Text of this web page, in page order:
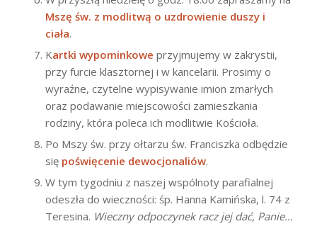
Mszę św. z modlitwą o uzdrowienie duszy i
ciała.
Kartki wypominkowe przyjmujemy w zakrystii,
przy furcie klasztornej i w kancelarii. Prosimy o
wyraźne, czytelne wypisywanie imion zmarłych
oraz podawanie miejscowości zamieszkania
rodziny, która poleca ich modlitwie Kościoła.
Po Mszy św. przy ołtarzu św. Franciszka odbędzie
się poświęcenie dewocjonaliów.
W tym tygodniu z naszej wspólnoty parafialnej
odeszła do wieczności: śp. Hanna Kamińska, l. 74 z
Teresina. Wieczny odpoczynek racz jej dać, Panie…